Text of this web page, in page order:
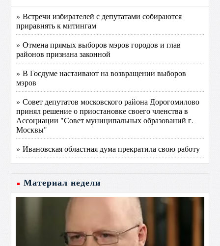
» Встречи избирателей с депутатами собираются
приравнять к митингам
» Отмена прямых выборов мэров городов и глав
районов признана законной
» В Госдуме настаивают на возвращении выборов
мэров
» Совет депутатов московского района Дорогомилово
принял решение о приостановке своего членства в
Ассоциации "Совет муниципальных образований г.
Москвы"
» Ивановская областная дума прекратила свою работу
Материал недели